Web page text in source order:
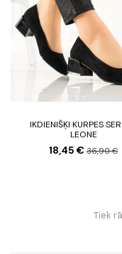
IKDIENIŠĶI KURPES
LEONE
18,45 € 36,90 €
Tiek